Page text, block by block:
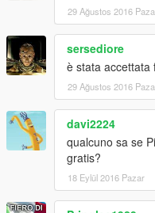
29 Ağustos 2016
sersediore
è stata accettata
29 Ağustos 2016
davi2224
qualcuno sa se
gratis?
18 Eylül 2016 Pazar